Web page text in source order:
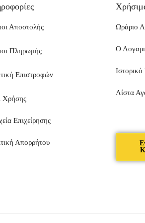
Αποστολής
Πληρωμής
Επιστροφών
Χρήσης
Επιχείρησης
Απορρήτου
Ωράριο
Ο
Λίστα